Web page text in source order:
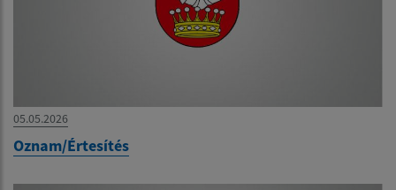
05.05.2026
Oznam/Értesítés